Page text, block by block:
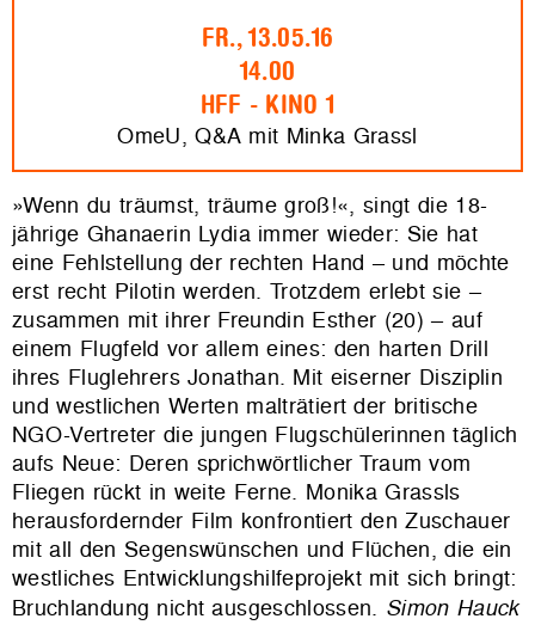
FR., 13.05.16
14.00
HFF - KINO 1
OmeU, Q&A mit Minka Grassl
»Wenn du träumst, träume groß!«, singt die 18-
jährige Ghanaerin Lydia immer wieder: Sie hat
eine Fehlstellung der rechten Hand – und möchte
erst recht Pilotin werden. Trotzdem erlebt sie –
zusammen mit ihrer Freundin Esther (20) – auf
einem Flugfeld vor allem eines: den harten Drill
ihres Fluglehrers Jonathan. Mit eiserner Disziplin
und westlichen Werten malträtiert der britische
NGO-Vertreter die jungen Flugschülerinnen täglich
aufs Neue: Deren sprichwörtlicher Traum vom
Fliegen rückt in weite Ferne. Monika Grassls
herausfordernder Film konfrontiert den Zuschauer
mit all den Segenswünschen und Flüchen, die ein
westliches Entwicklungshilfeprojekt mit sich bringt:
Bruchlandung nicht ausgeschlossen. Simon Hauck